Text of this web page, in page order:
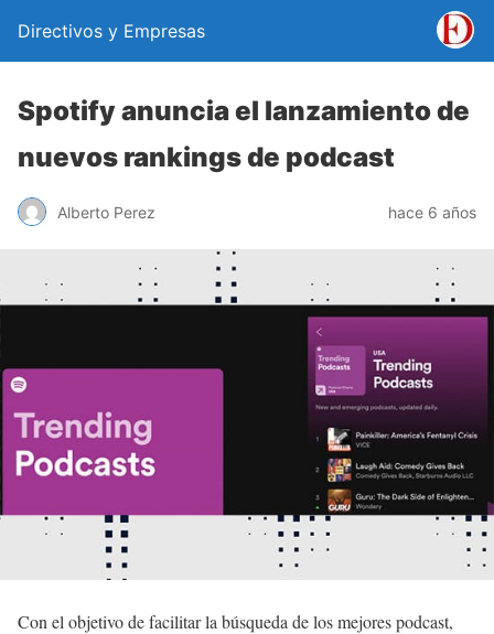
Directivos y Empresas
Spotify anuncia el lanzamiento de
nuevos rankings de podcast
Alberto Perez hace 6 años
Con el objetivo de facilitar la búsqueda de los mejores podcast,